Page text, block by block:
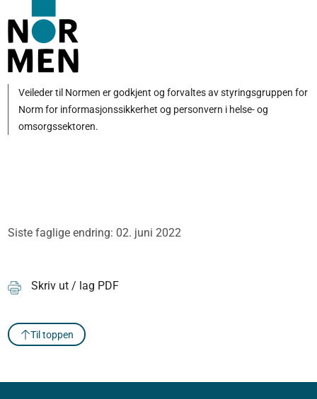
Veileder til Normen er godkjent og forvaltes av styringsgruppen for
Norm for informasjonssikkerhet og personvern i helse- og
omsorgssektoren.
Siste faglige endring: 02. juni 2022
Skriv ut / lag PDF
Til toppen